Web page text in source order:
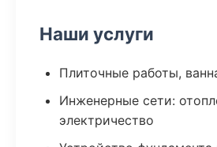
Наши услуги
Плиточные работы,
Инженерные сети:
электричество